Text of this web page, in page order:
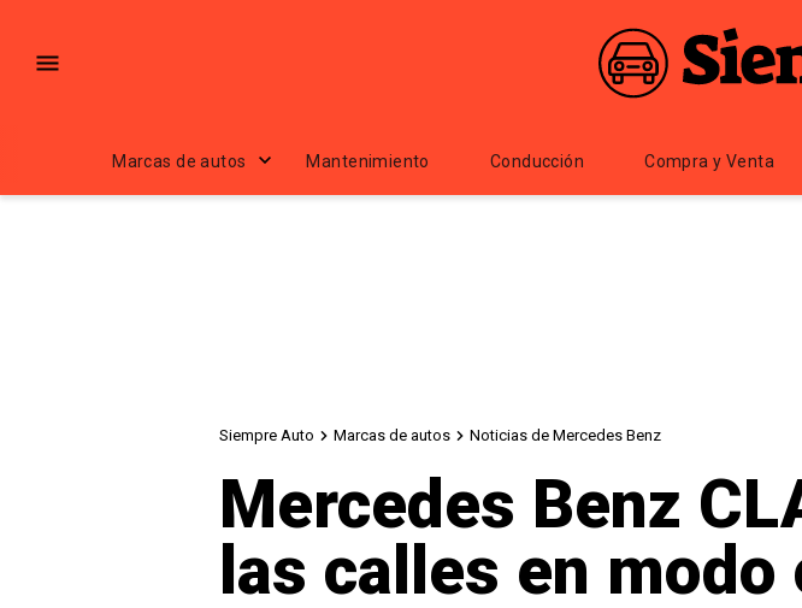
Marcas de autos Mantenimiento Conducción Compra y Venta
Siempre Auto Marcas de autos Noticias de Mercedes Benz
Mercedes Benz
las calles en